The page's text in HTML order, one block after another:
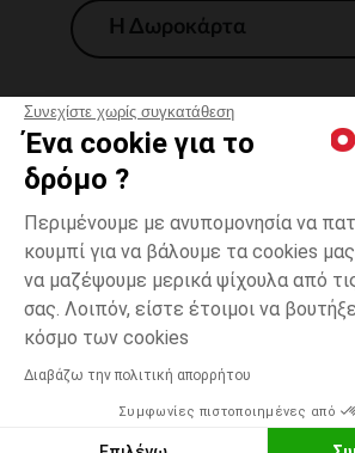
Συνεχίστε χωρίς συγκατάθεση
Ένα cookie για το
δρόμο ?
Περιμένουμε με ανυπομονησία να
κουμπί για να βάλουμε τα cookies
να μαζέψουμε μερικά ψίχουλα από
σας. Λοιπόν, είστε έτοιμοι να
κόσμο των cookies
Διαβάζω την πολιτική απορρήτου
Συμφωνίες πιστοποιημένες από
Γκρι
one
Δυνατότητα πληρωμής με
ΕΠΙΛΟΓΗ ΜΕΓΕΘΟΥΣ
Η Δωροκάρτα
Γενικοί 'Οροι Πώλησης
*Εμπορικες προσφορες
Προσωπικά δεδομένα
Διαχείρηση των cookies
Προσβασιμότητα: μη
H Orchestra συμμετέχει στον κωδικά
μεσολάβησης της Γαλλικής Ομοσπονδίας